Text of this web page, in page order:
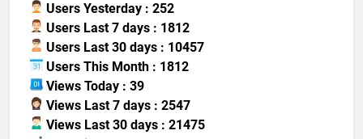
Users Yesterday : 252
Users Last 7 days : 1812
Users Last 30 days : 10457
Users This Month : 1812
Views Today : 39
Views Last 7 days : 2547
Views Last 30 days : 21475